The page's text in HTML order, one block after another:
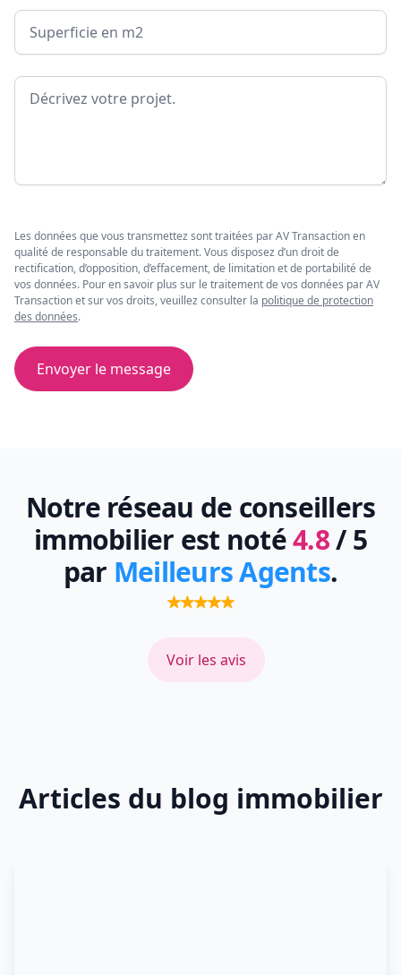
Surface
Message
Les données que vous transmettez sont traitées par AV Transaction en
qualité de responsable du traitement. Vous disposez d’un droit de
rectification, d’opposition, d’effacement, de limitation et de portabilité de
vos données. Pour en savoir plus sur le traitement de vos données par AV
Transaction et sur vos droits, veuillez consulter la politique de protection
des données.
Envoyer le message
Notre réseau de conseillers
immobilier est noté4.8/ 5
par Meilleurs Agents.
Voir les avis
Articles du blog immobilier